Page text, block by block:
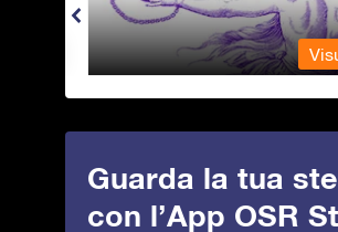
Guarda la tua
con l’App OSR